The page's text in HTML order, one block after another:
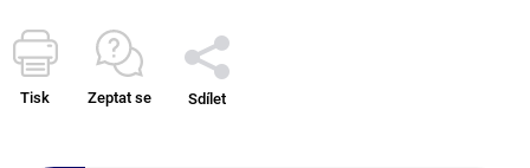
Tisk Zeptat se Sdílet